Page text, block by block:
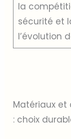
la
sécurité et
l’évolution
Matériaux
: choix